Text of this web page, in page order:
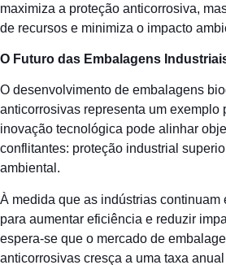
maximiza a proteção anticorrosiva,
de recursos e minimiza o impacto
O Futuro das Embalagens
O desenvolvimento de embalagens
anticorrosivas representa um exemplo
inovação tecnológica pode alinhar
conflitantes: proteção industrial
ambiental.
À medida que as indústrias continuam
para aumentar eficiência e reduzir
espera-se que o mercado de
anticorrosivas cresça a uma taxa